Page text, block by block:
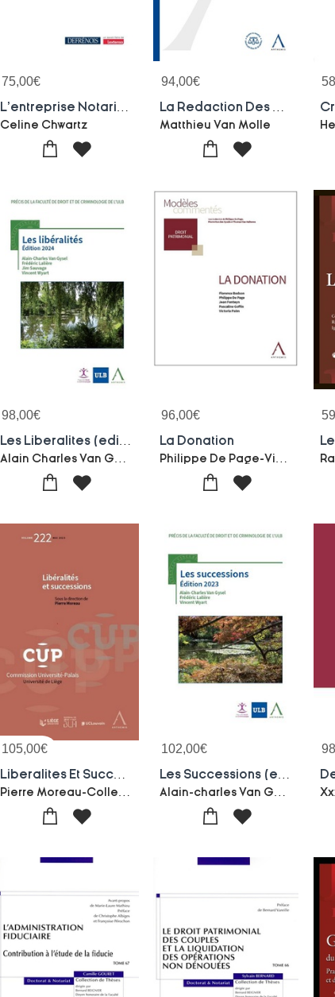
75,00€
Celine Chwartz
94,00€
Matthieu Van Molle
98,00€ 96,00€
La Donation
105,00€
Liberalites Et Successions
102,00€